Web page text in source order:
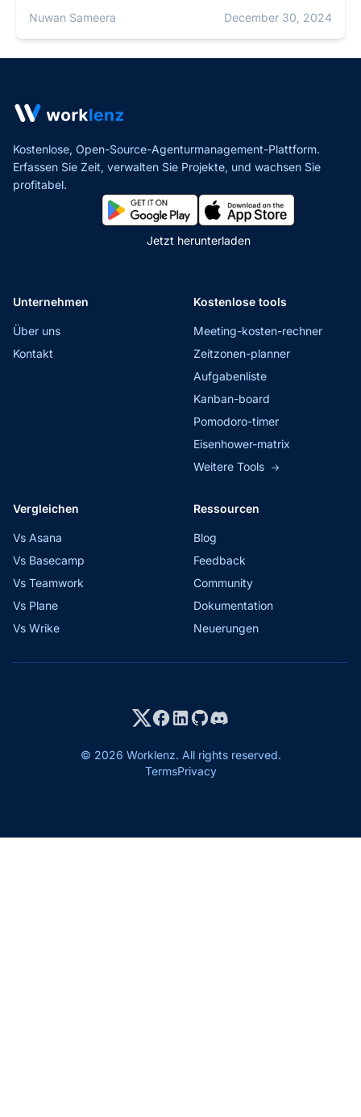
Nuwan Sameera December 30, 2024
Kostenlose, Open-Source-Agenturmanagement-Plattform.
Erfassen Sie Zeit, verwalten Sie Projekte, und wachsen Sie
profitabel.
Jetzt herunterladen
Unternehmen
Über uns
Kontakt
Kostenlose tools
Meeting-kosten-rechner
Zeitzonen-planner
Aufgabenliste
Kanban-board
Pomodoro-timer
Eisenhower-matrix
Weitere Tools →
Vergleichen
Vs Asana
Vs Basecamp
Vs Teamwork
Vs Plane
Vs Wrike
Ressourcen
Blog
Feedback
Community
Dokumentation
Neuerungen
© 2026 Worklenz. All rights reserved.
TermsPrivacy